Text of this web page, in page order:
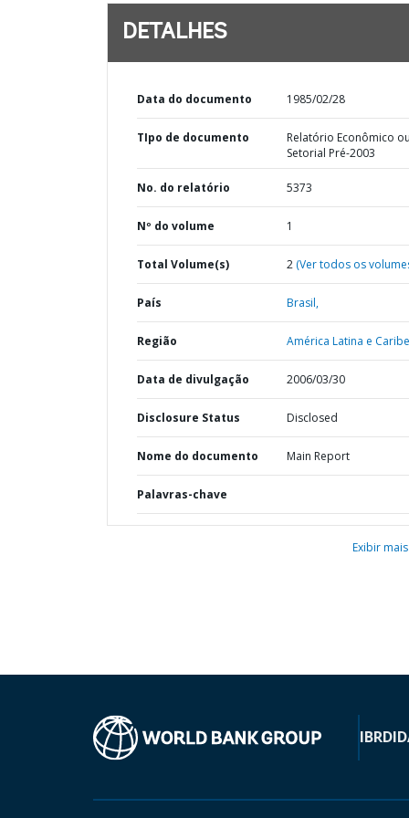
DETALHES
Data do documento 1985/02/28
TIpo de documento
Relatório Econômico ou
Setorial Pré-2003
No. do relatório 5373
Nº do volume 1
Total Volume(s) 2 (Ver todos os
País Brasil,
Região América Latina e
Data de divulgação 2006/03/30
Disclosure Status Disclosed
Nome do documento Main Report
Palavras-chave
Exibir mais
IBRD